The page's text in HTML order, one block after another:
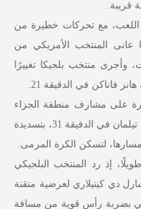
قريبة.
مع تحركات خطيرة من
عانى المنتخب الأمريكي من
وأجرى منتخب بلجيكا تغييرًا
فاناكن في الدقيقة 21.
على مشارف منطقة الجزاء
إثر عرقلة فولارين بالوغون، ونفذها مالك تيلمان في الدقيقة 31، بتسديدة
لتسكن الكرة المرمى.
إذ رد المنتخب البلجيكي
دي كيتيلاري لعرضية متقنة
بضربة رأس قوية من مسافة